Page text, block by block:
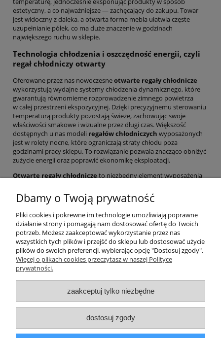
estetyczny, a co najważniejsze — zachęcający do zakupu. Towar
jest widoczny z daleka, a otwarta forma mebla ułatwia częste
uzupełnianie półek, co ma duże znaczenie w godzinach
największego ruchu w sklepie.
Technologia chłodzenia i oszczędność energii, czyli
regał chłodniczy otwarty
Oferowane przez nas nowoczesneotwarte regały chłodnicze
wykorzystują wydajne systemy chłodzenia dynamicznego, które
gwarantują równomierne rozprowadzenie zimnego powietrza
w całej przestrzeni ekspozycyjnej. Dzięki precyzyjnemu sterowaniu
temperaturą produkty pozostają świeże, zachowując swoje
właściwości smakowe i wizualne przez długi czas. Większość
dostępnych u nas modeli regałów chłodniczych wyposażonych
jest w rolety nocne, które ograniczają straty chłodu poza
godzinami pracy sklepu. To rozwiązanie pozwala znacząco obniżyć
zużycie energii oraz poprawić ekonomikę eksploatacji.
Otwarte regały chłodnicze to niezbędny element wyposażenia
a także niezawodność chłodzenia. Zapraszamy do zakupu!
Moje konto
Informacje
SKONTAKTUJ SIĘ
Dbamy o Twoją prywatność
Pliki cookies i pokrewne im technologie umożliwiają poprawne
działanie strony i pomagają nam dostosować ofertę do Twoich
potrzeb. Możesz zaakceptować wykorzystanie przez nas
wszystkich tych plików i przejść do sklepu lub dostosować użycie
plików do swoich preferencji, wybierając opcję "Dostosuj zgody".
Więcej o plikach cookies przeczytasz w naszej Polityce
prywatności.
zaakceptuj tylko niezbędne
dostosuj zgody